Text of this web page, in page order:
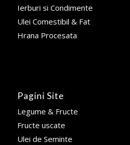
Ierburi si Condimente
Ulei Comestibil & Fat
Hrana Procesata
Pagini Site
Legume & Fructe
Fructe uscate
Ulei de Seminte